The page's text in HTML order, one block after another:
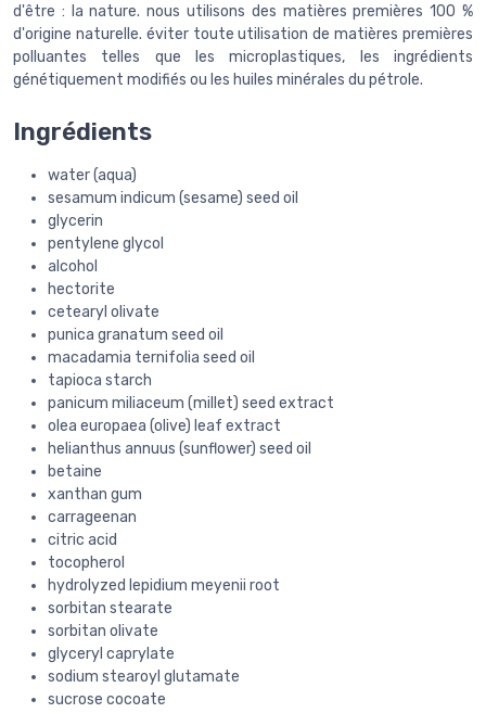
d'être : la nature. nous utilisons des matières premières 100 %
d'origine naturelle. éviter toute utilisation de matières premières
polluantes telles que les microplastiques, les ingrédients
génétiquement modifiés ou les huiles minérales du pétrole.
Ingrédients
water (aqua)
sesamum indicum (sesame) seed oil
glycerin
pentylene glycol
alcohol
hectorite
cetearyl olivate
punica granatum seed oil
macadamia ternifolia seed oil
tapioca starch
panicum miliaceum (millet) seed extract
olea europaea (olive) leaf extract
helianthus annuus (sunflower) seed oil
betaine
xanthan gum
carrageenan
citric acid
tocopherol
hydrolyzed lepidium meyenii root
sorbitan stearate
sorbitan olivate
glyceryl caprylate
sodium stearoyl glutamate
sucrose cocoate